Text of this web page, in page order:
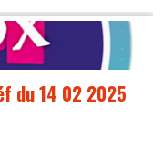
du 14 02 2025